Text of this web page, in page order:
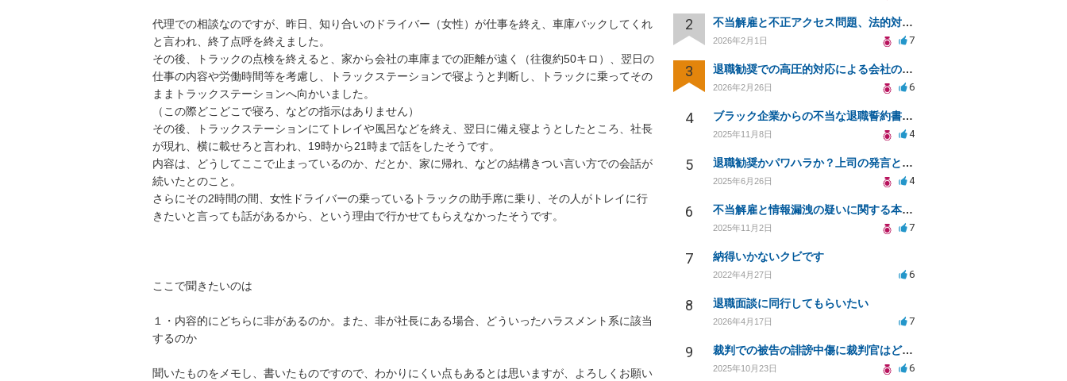
代理での相談なのですが、昨日、知り合いのドライバー（女性）が仕事を終え、車庫バックしてくれ
と言われ、終了点呼を終えました。
その後、トラックの点検を終えると、家から会社の車庫までの距離が遠く（往復約50キロ）、翌日の
仕事の内容や労働時間等を考慮し、トラックステーションで寝ようと判断し、トラックに乗ってその
ままトラックステーションへ向かいました。
（この際どこどこで寝ろ、などの指示はありません）
その後、トラックステーションにてトレイや風呂などを終え、翌日に備え寝ようとしたところ、社長
が現れ、横に載せろと言われ、19時から21時まで話をしたそうです。
内容は、どうしてここで止まっているのか、だとか、家に帰れ、などの結構きつい言い方での会話が
続いたとのこと。
さらにその2時間の間、女性ドライバーの乗っているトラックの助手席に乗り、その人がトレイに行
きたいと言っても話があるから、という理由で行かせてもらえなかったそうです。
ここで聞きたいのは
１・内容的にどちらに非があるのか。また、非が社長にある場合、どういったハラスメント系に該当
するのか
聞いたものをメモし、書いたものですので、わかりにくい点もあるとは思いますが、よろしくお願い
2 不当解雇と不正アクセス問題、法的対応策は？
2026年2月1日 7
3 退職勧奨での高圧的対応による会社の責任はあるか？
2026年2月26日 6
4 ブラック企業からの不当な退職誓約書への対処法は？サインを断る方法は？
2025年11月8日 4
5 退職勧奨かパワハラか？上司の発言と法的対応策
2025年6月26日 4
6 不当解雇と情報漏洩の疑いに関する本人訴訟の相談
2025年11月2日 7
7 納得いかないクビです
2022年4月27日 6
8 退職面談に同行してもらいたい
2026年4月17日 7
9 裁判での被告の誹謗中傷に裁判官はどう対応するか？
2025年10月23日 6